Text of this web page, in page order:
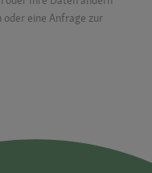
oder eine Anfrage zur